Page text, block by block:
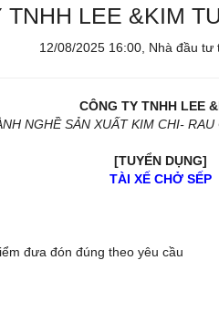
TNHH LEE &KIM
12/08/2025 16:00, Nhà đầu tư
CÔNG TY TNHH LEE
NGHỀ SẢN XUẤT KIM CHI-
[TUYỂN DỤNG]
TÀI XẾ CHỞ SẾP
đưa đón đúng theo yêu cầu